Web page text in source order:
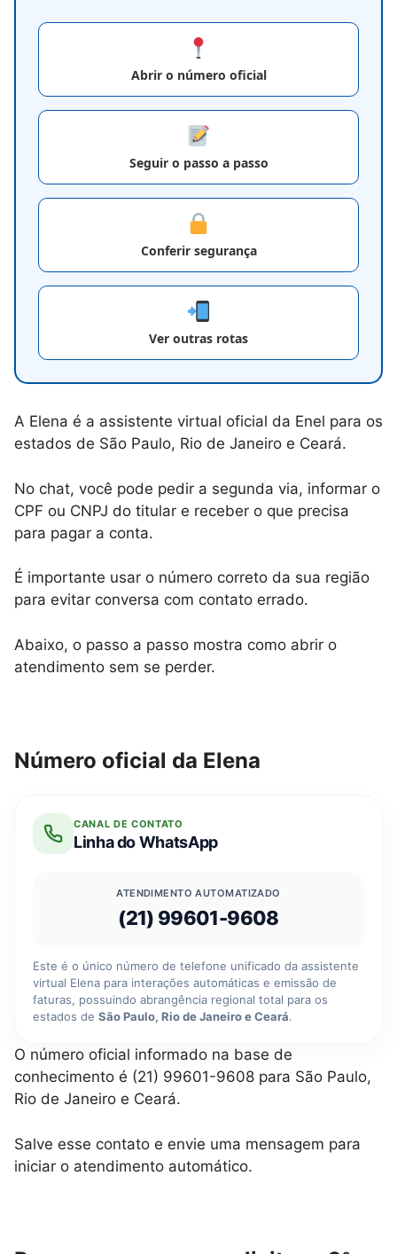
Abrir o número oficial
Seguir o passo a passo
Conferir segurança
Ver outras rotas
A Elena é a assistente virtual oficial da Enel para os
estados de São Paulo, Rio de Janeiro e Ceará.
No chat, você pode pedir a segunda via, informar o
CPF ou CNPJ do titular e receber o que precisa
para pagar a conta.
É importante usar o número correto da sua região
para evitar conversa com contato errado.
Abaixo, o passo a passo mostra como abrir o
atendimento sem se perder.
Número oficial da Elena
CANAL DE CONTATO
Linha do WhatsApp
ATENDIMENTO AUTOMATIZADO
(21) 99601-9608
Este é o único número de telefone unificado da assistente
virtual Elena para interações automáticas e emissão de
faturas, possuindo abrangência regional total para os
estados de São Paulo, Rio de Janeiro e Ceará.
O número oficial informado na base de
conhecimento é (21) 99601-9608 para São Paulo,
Rio de Janeiro e Ceará.
Salve esse contato e envie uma mensagem para
iniciar o atendimento automático.